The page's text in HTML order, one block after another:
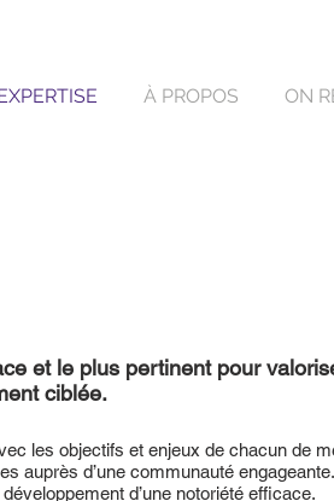
À PROPOS ON
et le plus pertinent pour
ciblée.
les objectifs et enjeux de chacun de
auprès d’une communauté
d’une notoriété efficace.